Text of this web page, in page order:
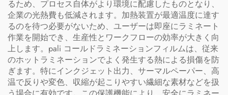
るため、プロセス自体がより環境に配慮したものとなり、
企業の光熱費も低減されます。加熱装置が最適温度に達す
るのを待つ必要がないため、ユーザーは即座にラミネート
作業を開始でき、生産性とワークフローの効率が大きく向
上します。pali コールドラミネーションフィルムは、従来
のホットラミネーションでよく発生する熱による損傷を防
ぎます。特にインクジェット出力、サーマルペーパー、高
温で反りや変色、収縮が起こりやすい繊細な素材などを扱